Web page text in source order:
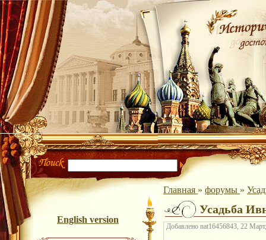
English version
Главная » форумы »
Усадьба
Добавлено nat16456843, 22